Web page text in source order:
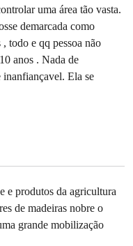
uma área tão vasta.
demarcada como
todo e qq pessoa não
anos . Nada de
Ela se
e produtos da agricultura
de madeiras nobre o
grande mobilização